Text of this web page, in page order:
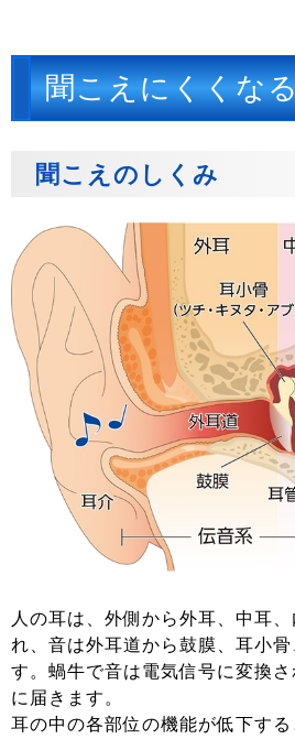
聞こえにくくな
聞こえのしくみ
人の耳は、外側から外耳、中耳
れ、音は外耳道から鼓膜、耳小
す。蝸牛で音は電気信号に変換
に届きます。
耳の中の各部位の機能が低下す